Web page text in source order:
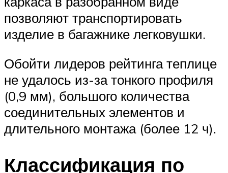
позволяют транспортировать
изделие в багажнике легковушки.
Обойти лидеров рейтинга теплице
не удалось из-за тонкого профиля
(0,9 мм), большого количества
соединительных элементов и
длительного монтажа (более 12 ч).
Классификация по